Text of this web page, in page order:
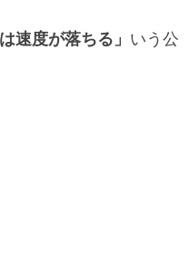
速度が落ちる」 いう公